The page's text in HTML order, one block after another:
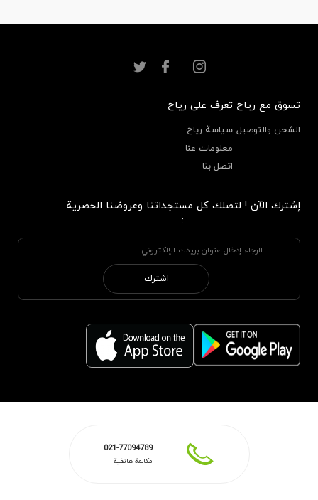
تسوق مع رياح
الشحن والتوصيل
تعرف على رياح
سياسة رياح
معلومات عنا
اتصل بنا
إشترك الآن ! لتصلك كل مستجداتنا وعروضنا الحصرية
:
اشترك
021-77094789
مكالمة هاتفية